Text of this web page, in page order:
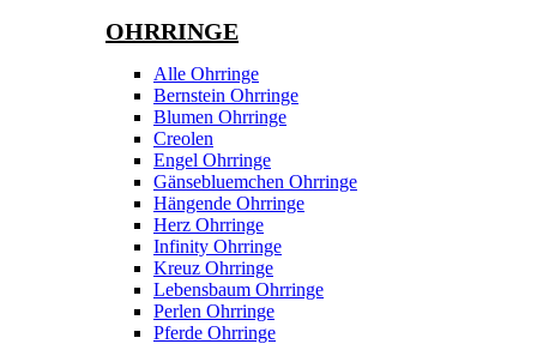
OHRRINGE
Alle Ohrringe
Bernstein Ohrringe
Blumen Ohrringe
Creolen
Engel Ohrringe
Gänsebluemchen Ohrringe
Hängende Ohrringe
Herz Ohrringe
Infinity Ohrringe
Kreuz Ohrringe
Lebensbaum Ohrringe
Perlen Ohrringe
Pferde Ohrringe